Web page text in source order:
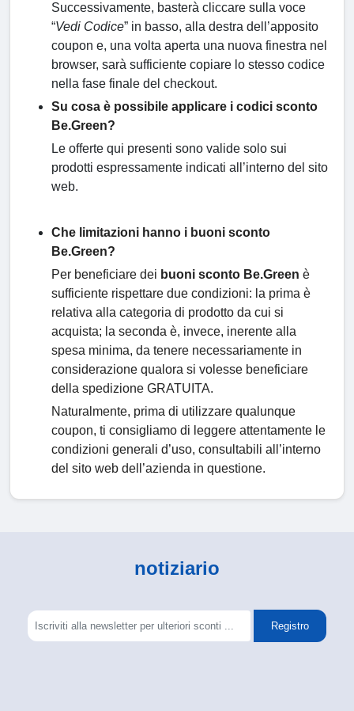
Successivamente, basterà cliccare sulla voce
“Vedi Codice” in basso, alla destra dell’apposito
coupon e, una volta aperta una nuova finestra nel
browser, sarà sufficiente copiare lo stesso codice
nella fase finale del checkout.
Su cosa è possibile applicare i codici sconto
Be.Green?
Le offerte qui presenti sono valide solo sui
prodotti espressamente indicati all’interno del sito
web.
Che limitazioni hanno i buoni sconto
Be.Green?
Per beneficiare dei buoni sconto Be.Green è
sufficiente rispettare due condizioni: la prima è
relativa alla categoria di prodotto da cui si
acquista; la seconda è, invece, inerente alla
spesa minima, da tenere necessariamente in
considerazione qualora si volesse beneficiare
della spedizione GRATUITA.
Naturalmente, prima di utilizzare qualunque
coupon, ti consigliamo di leggere attentamente le
condizioni generali d’uso, consultabili all’interno
del sito web dell’azienda in questione.
notiziario
Registro